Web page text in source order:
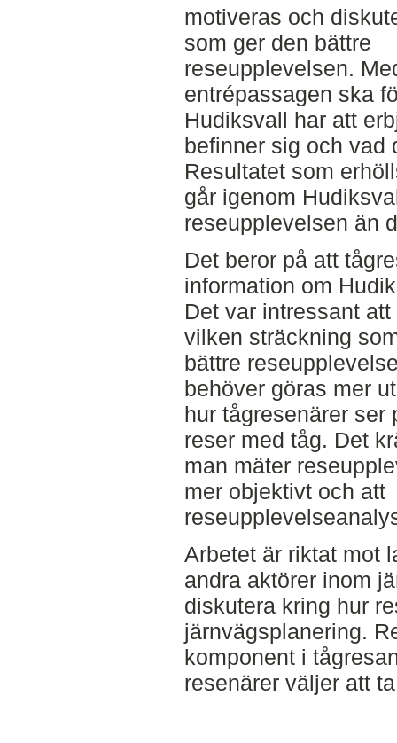
motiveras och
som ger den bättre
reseupplevelsen.
entrépassagen ska
Hudiksvall har att
befinner sig och vad
Resultatet som
går igenom
reseupplevelsen än
Det beror på att
information om
Det var intressant
vilken sträckning
bättre
behöver göras mer
hur tågresenärer ser
reser med tåg. Det
man mäter
mer objektivt och att
Arbetet är riktat mot
andra aktörer inom
diskutera kring hur
järnvägsplanering.
komponent i
resenärer väljer att